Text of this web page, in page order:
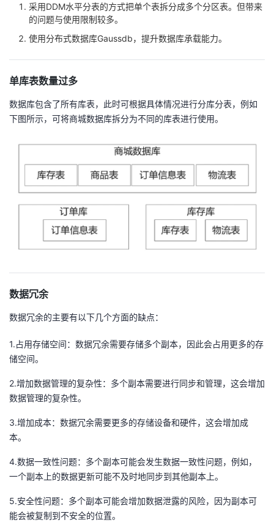
采用DDM水平分表的方式把单个表拆分成多个分区表。但带来
的问题与使用限制较多。
使用分布式数据库Gaussdb，提升数据库承载能力。
单库表数量过多
数据库包含了所有库表，此时可根据具体情况进行分库分表，例如
下图所示，可将商城数据库拆分为不同的库表进行使用。
数据冗余
数据冗余的主要有以下几个方面的缺点：
1.占用存储空间：数据冗余需要存储多个副本，因此会占用更多的存
储空间。
2.增加数据管理的复杂性：多个副本需要进行同步和管理，这会增加
数据管理的复杂性。
3.增加成本：数据冗余需要更多的存储设备和硬件，这会增加成
本。
4.数据一致性问题：多个副本可能会发生数据一致性问题，例如，
一个副本上的数据更新可能不及时地同步到其他副本上。
5.安全性问题：多个副本可能会增加数据泄露的风险，因为副本可
能会被复制到不安全的位置。